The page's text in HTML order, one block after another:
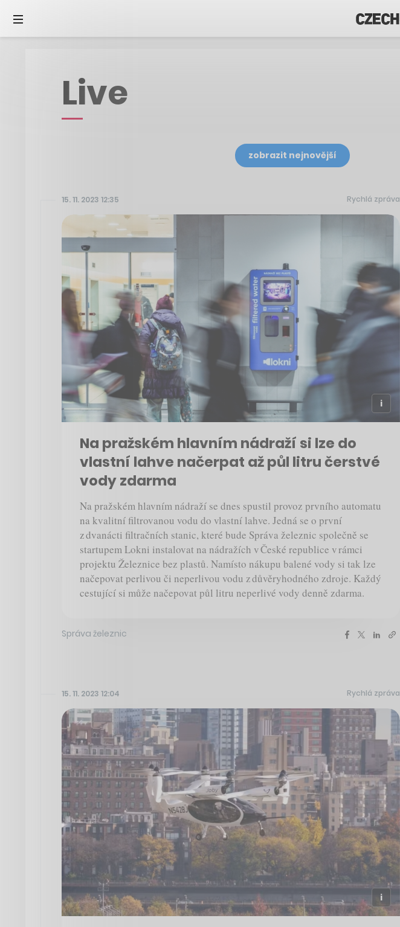
Live
zobrazit nejnovější
15. 11. 2023 12:35 Rychlá zpráva
Na pražském hlavním nádraží si lze do
vlastní lahve načerpat až půl litru čerstvé
vody zdarma
Na pražském hlavním nádraží se dnes spustil provoz prvního automatu
na kvalitní filtrovanou vodu do vlastní lahve. Jedná se o první
z dvanácti filtračních stanic, které bude Správa železnic společně se
startupem Lokni instalovat na nádražích v České republice v rámci
projektu Železnice bez plastů. Namísto nákupu balené vody si tak lze
načepovat perlivou či neperlivou vodu z důvěryhodného zdroje. Každý
cestující si může načepovat půl litru neperlivé vody denně zdarma.
Správa železnic
15. 11. 2023 12:04 Rychlá zpráva